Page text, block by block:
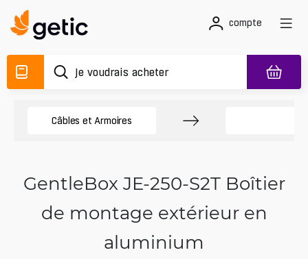
compte
Câbles et Armoires
GentleBox JE-250-S2T Boîtier
de montage extérieur en
aluminium